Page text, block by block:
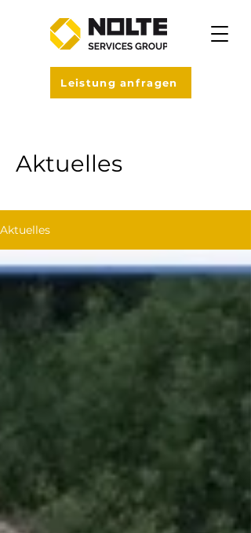
Leistung anfragen
Aktuelles
Aktuelles